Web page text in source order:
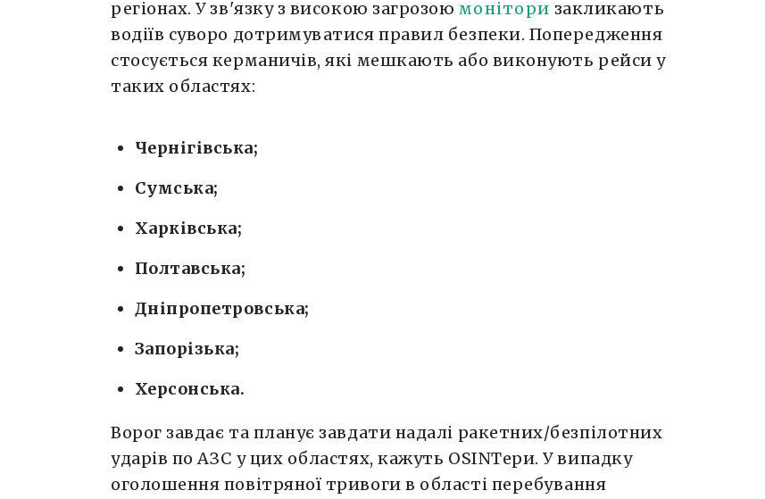
регіонах. У зв'язку з високою загрозоюмонітори закликають
водіїв суворо дотримуватися правил безпеки. Попередження
стосується керманичів, які мешкають або виконують рейси у
таких областях:
Чернігівська;
Сумська;
Харківська;
Полтавська;
Дніпропетровська;
Запорізька;
Херсонська.
Ворог завдає та планує завдати надалі ракетних/безпілотних
ударів по АЗС у цих областях, кажуть OSINTери. У випадку
оголошення повітряної тривоги в області перебування